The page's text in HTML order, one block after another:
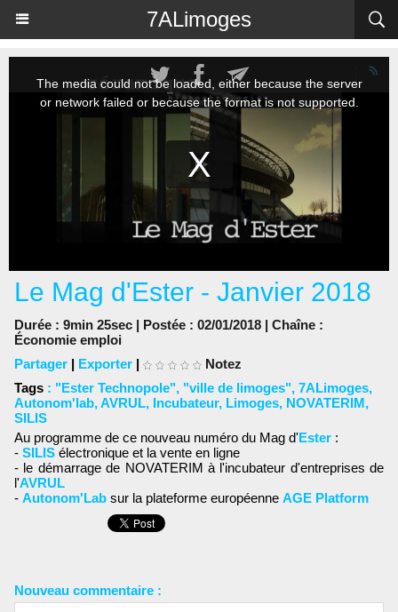
7ALimoges
Le Mag d'Ester - Janvier 2018
Durée : 9min 25sec | Postée : 02/01/2018 | Chaîne :
Économie emploi
Partager | Exporter |
Notez
Tags : "Ester Technopole", "ville de limoges", 7ALimoges,
Autonom'lab,AVRUL, Incubateur, Limoges, NOVATERIM,
SILIS
Au programme de ce nouveau numéro du Mag d'Ester :
- SILIS électronique et la vente en ligne
- le démarrage de NOVATERIM à l'incubateur d'entreprises de
l'AVRUL
- Autonom'Lab sur la plateforme européenne AGE Platform
Nouveau commentaire :